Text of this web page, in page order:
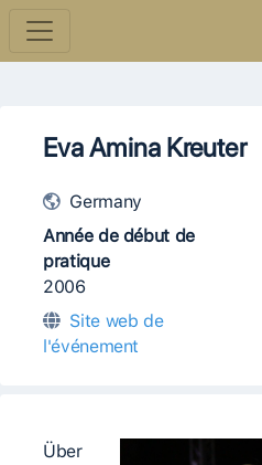
Eva Amina Kreuter
Germany
Année de début de
pratique
2006
Site web de
l'événement
Über